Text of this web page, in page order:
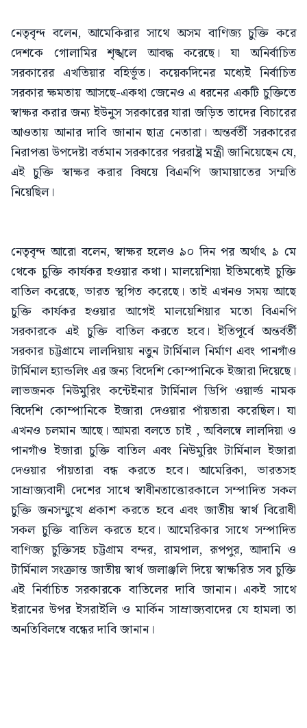
নেতৃবৃন্দ বলেন, আমেকিরার সাথে অসম বাণিজ্য চুক্তি করে
দেশকে গোলামির শৃঙ্খলে আবদ্ধ করেছে। যা অনির্বাচিত
সরকারের এখতিয়ার বহির্ভূত। কয়েকদিনের মধ্যেই নির্বাচিত
সরকার ক্ষমতায় আসছে-একথা জেনেও এ ধরনের একটি চুক্তিতে
স্বাক্ষর করার জন্য ইউনুস সরকারের যারা জড়িত তাদের বিচারের
আওতায় আনার দাবি জানান ছাত্র নেতারা। অন্তর্বর্তী সরকারের
নিরাপত্তা উপদেষ্টা বর্তমান সরকারের পররাষ্ট্র মন্ত্রী জানিয়েছেন যে,
এই চুক্তি স্বাক্ষর করার বিষয়ে বিএনপি জামায়াতের সম্মতি
নিয়েছিল।
নেতৃবৃন্দ আরো বলেন, স্বাক্ষর হলেও ৯০ দিন পর অর্থাৎ ৯ মে
থেকে চুক্তি কার্যকর হওয়ার কথা। মালয়েশিয়া ইতিমধ্যেই চুক্তি
বাতিল করেছে, ভারত স্থগিত করেছে। তাই এখনও সময় আছে
চুক্তি কার্যকর হওয়ার আগেই মালয়েশিয়ার মতো বিএনপি
সরকারকে এই চুক্তি বাতিল করতে হবে। ইতিপূর্বে অন্তর্বর্তী
সরকার চট্টগ্রামে লালদিয়ায় নতুন টার্মিনাল নির্মাণ এবং পানগাঁও
টার্মিনাল হ্যান্ডলিং এর জন্য বিদেশি কোম্পানিকে ইজারা দিয়েছে।
লাভজনক নিউমুরিং কন্টেইনার টার্মিনাল ডিপি ওয়ার্ল্ড নামক
বিদেশি কোম্পানিকে ইজারা দেওয়ার পাঁয়তারা করেছিল। যা
এখনও চলমান আছে। আমরা বলতে চাই , অবিলম্বে লালদিয়া ও
পানগাঁও ইজারা চুক্তি বাতিল এবং নিউমুরিং টার্মিনাল ইজারা
দেওয়ার পাঁয়তারা বন্ধ করতে হবে। আমেরিকা, ভারতসহ
সাম্রাজ্যবাদী দেশের সাথে স্বাধীনতাত্তোরকালে সম্পাদিত সকল
চুক্তি জনসম্মুখে প্রকাশ করতে হবে এবং জাতীয় স্বার্থ বিরোধী
সকল চুক্তি বাতিল করতে হবে। আমেরিকার সাথে সম্পাদিত
বাণিজ্য চুক্তিসহ চট্টগ্রাম বন্দর, রামপাল, রূপপুর, আদানি ও
টার্মিনাল সংক্রান্ত জাতীয় স্বার্থ জলাঞ্জলি দিয়ে স্বাক্ষরিত সব চুক্তি
এই নির্বাচিত সরকারকে বাতিলের দাবি জানান। একই সাথে
ইরানের উপর ইসরাইলি ও মার্কিন সাম্রাজ্যবাদের যে হামলা তা
অনতিবিলম্বে বন্ধের দাবি জানান।